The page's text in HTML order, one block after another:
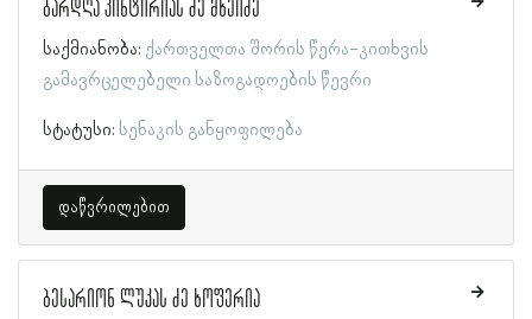
ბარდღა კინტირიას ძე მხეიძე
საქმიანობა: ქართველთა შორის წერა-კითხვის
გამავრცელებელი საზოგადოების წევრი
სტატუსი: სენაკის განყოფილება
დაწვრილებით
ბესარიონ ლუკას ძე ხოფერია